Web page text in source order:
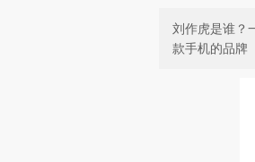
刘作虎是谁？
款手机的品牌